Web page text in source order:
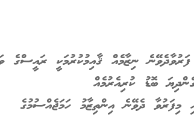
ނިޒާމެއް ޤާއިމުކުރުމަކީ ރައީސްގެ
ބޮޑު ކުރިއެރުމެއް
މިފަރުވާ ދެވޭނެ އިންތިޒާމު ހަމަޖެއްސުމުގެ